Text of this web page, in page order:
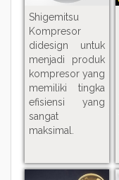
Shigemitsu
Kompresor
didesign untuk
menjadi produk
kompresor yang
memiliki tingka
efisiensi yang
sangat
maksimal.